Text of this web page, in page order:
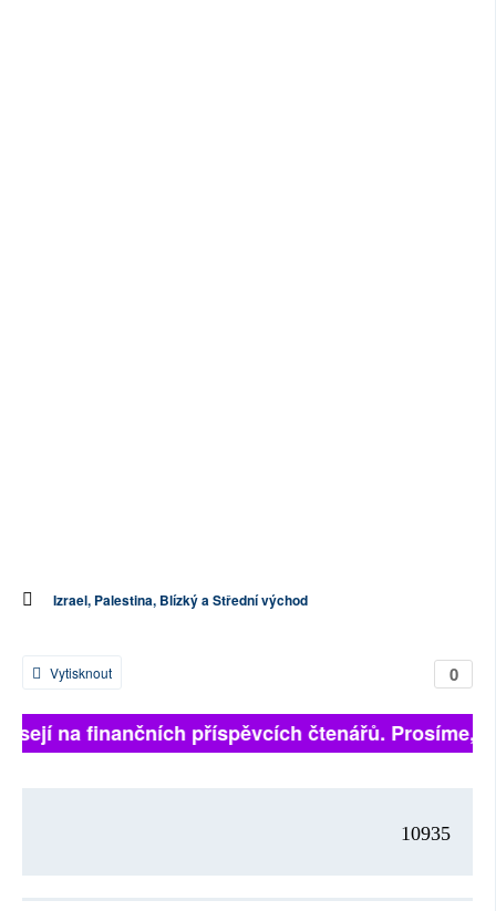
Izrael, Palestina, Blízký a Střední východ
0
Vytisknout
na finančních příspěvcích čtenářů. Prosíme,
10935